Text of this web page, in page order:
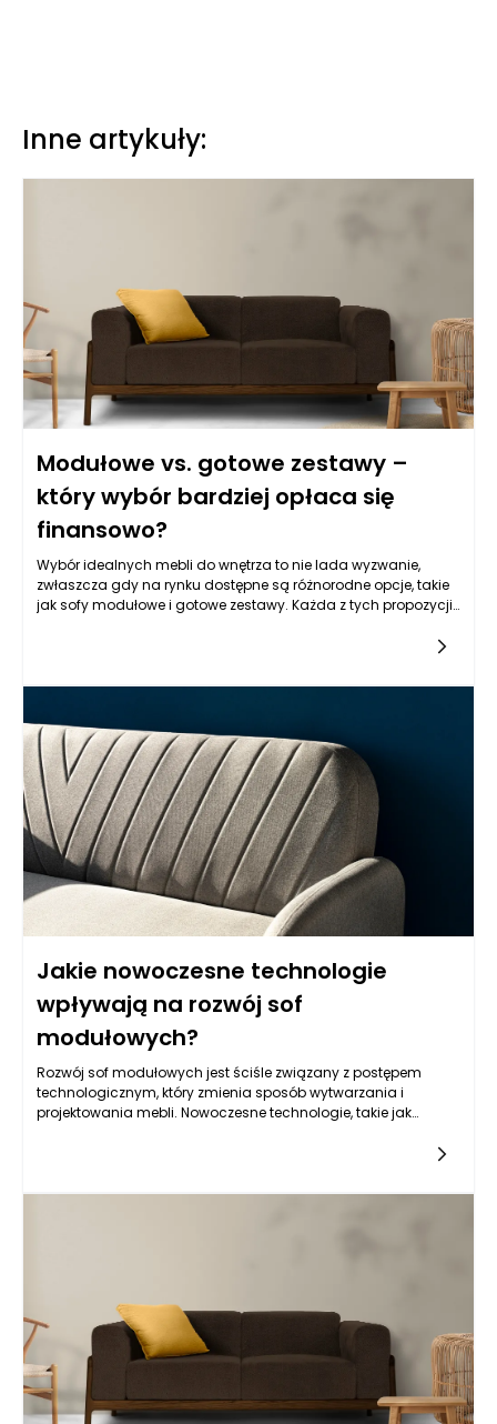
Inne artykuły:
Modułowe vs. gotowe zestawy –
który wybór bardziej opłaca się
finansowo?
Wybór idealnych mebli do wnętrza to nie lada wyzwanie,
zwłaszcza gdy na rynku dostępne są różnorodne opcje, takie
jak sofy modułowe i gotowe zestawy. Każda z tych propozycji
oznaczają w kontekście finansowym. Sofy modułowe mogą
oferują elastyczność, co pozwala na łatwiejszą adaptację do
zmieniających się potrzeb użytkownika. Z kolei gotowe
zestawy, z pozoru tańsze, mogą wymusić na nas określone
ograniczenia pod względem stylu i funkcjonalności.
Jakie nowoczesne technologie
wpływają na rozwój sof
modułowych?
Rozwój sof modułowych jest ściśle związany z postępem
technologicznym, który zmienia sposób wytwarzania i
projektowania mebli. Nowoczesne technologie, takie jak
komfortu tych mebli. Automatyzacja pozwala na
zaawansowanym projektowaniem 3D umożliwia szybsze
wprowadzenie na rynek nowatorskich rozwiązań, które
spełniają oczekiwania nawet najbardziej wymagających
konsumentów.